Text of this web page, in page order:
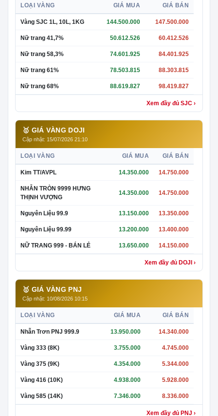
LOẠI VÀNG GIÁ MUA GIÁ BÁN
Vàng SJC 1L, 10L, 1KG 144.500.000 147.500.000
Nữ trang 41,7% 50.612.526 60.412.526
Nữ trang 58,3% 74.601.925 84.401.925
Nữ trang 61% 78.503.815 88.303.815
Nữ trang 68% 88.619.827 98.419.827
Xem đầy đủ SJC ›
🥇 GIÁ VÀNG DOJI
Cập nhật: 15/07/2026 21:10
LOẠI VÀNG GIÁ MUA GIÁ BÁN
Kim TT/AVPL 14.350.000 14.750.000
NHẪN TRÒN 9999 HƯNG
THỊNH VƯỢNG
14.350.000 14.750.000
Nguyên Liệu 99.9 13.150.000 13.350.000
Nguyên Liệu 99.99 13.200.000 13.400.000
NỮ TRANG 999 - BÁN LẺ 13.650.000 14.150.000
Xem đầy đủ DOJI ›
🥇 GIÁ VÀNG PNJ
Cập nhật: 10/08/2026 10:15
LOẠI VÀNG GIÁ MUA GIÁ BÁN
Nhẫn Trơn PNJ 999.9 13.950.000 14.340.000
Vàng 333 (8K) 3.755.000 4.745.000
Vàng 375 (9K) 4.354.000 5.344.000
Vàng 416 (10K) 4.938.000 5.928.000
Vàng 585 (14K) 7.346.000 8.336.000
Xem đầy đủ PNJ ›